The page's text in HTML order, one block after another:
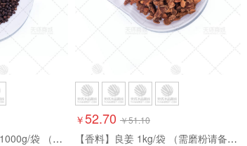
【香料】黑胡椒2斤装 1000g/袋 （需磨粉请备注）
￥52.70 ￥51.10
【香料】良姜 1kg/袋 （需磨粉请备注）